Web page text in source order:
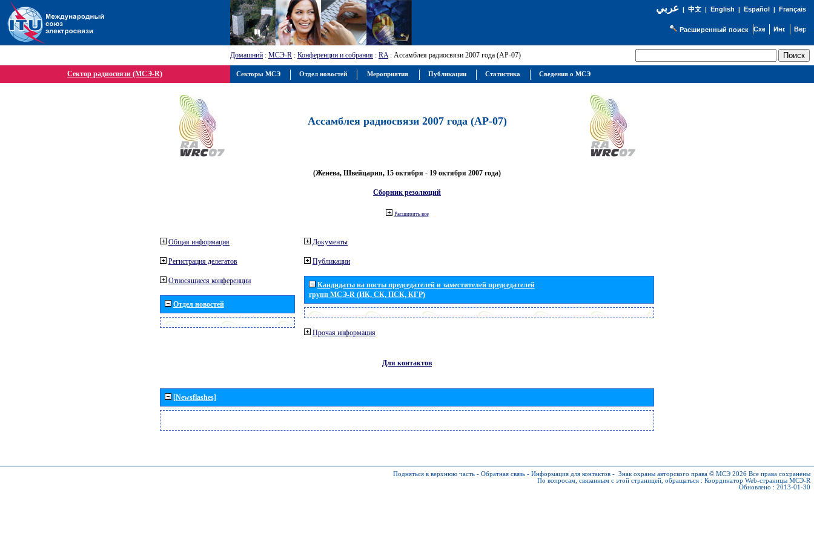
عربي| 中文| English | Español | Français
Расширенный поиск
Домашний : МСЭ-R : Конференции и собрания : RA: Ассамблея радиосвязи 2007 года (АР-07)
Сектор радиосвязи (МСЭ-R)
Ассамблея радиосвязи 2007 года (АР-07)
(Женева, Швейцария, 15 октября - 19 октября 2007 года)
Сборник резолюций
Расширить все
Общая информация
Регистрация делегатов
Относящиеся конференции
Отдел новостей
Документы
Публикации
Кандидаты на посты председателей и заместителей председателей
групп МСЭ-R (ИК, СК, ПСК, КГР)
Прочая информация
Для контактов
[Newsflashes]
Подняться в верхнюю часть - Обратная связь - Информация для контактов - Знак охраны авторского права © МСЭ 2026 Все права сохранены
По вопросам, связанным с этой страницей, обращаться : Координатор Web-страницы МСЭ-R
Обновлено : 2013-01-30
Секторы МСЭ Отдел новостей Мероприятия Публикации Статистика Сведения о МСЭ